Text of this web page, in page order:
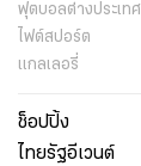
ฟุตบอลต่่างประเทศ
ไฟต์สปอร์ต
แกลเลอรี่
ช็อปปิ้ง
ไทยรัฐอีเวนต์